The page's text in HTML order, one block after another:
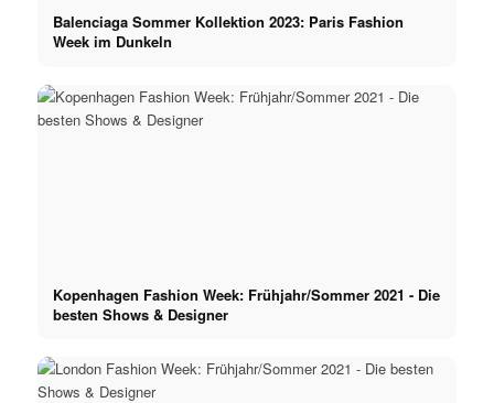
Balenciaga Sommer Kollektion 2023: Paris Fashion
Week im Dunkeln
Kopenhagen Fashion Week: Frühjahr/Sommer 2021 - Die
besten Shows & Designer